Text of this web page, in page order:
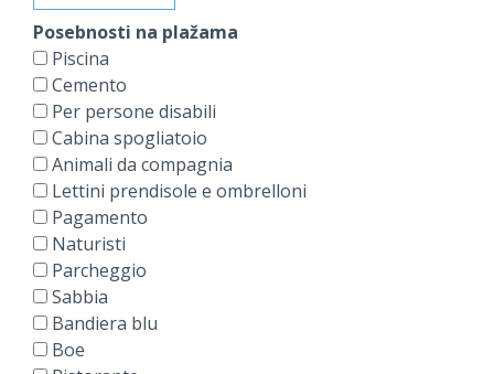
Posebnosti na plažama
Piscina
Cemento
Per persone disabili
Cabina spogliatoio
Animali da compagnia
Lettini prendisole e ombrelloni
Pagamento
Naturisti
Parcheggio
Sabbia
Bandiera blu
Boe